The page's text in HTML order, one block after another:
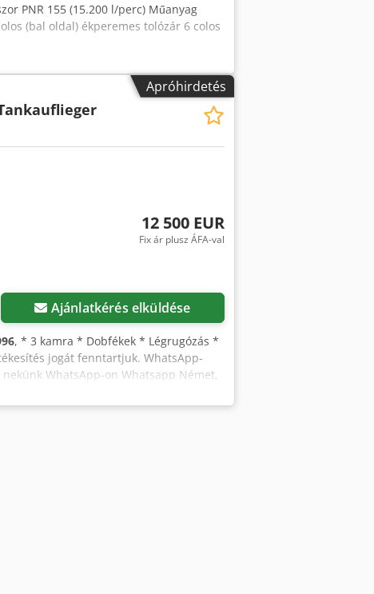
PNR 155 (15.200 l/perc) Műanyag
(bal oldal) ékperemes tolózár 6 colos
Apróhirdetés
12 500 EUR
Fix ár plusz ÁFA-val
Ajánlatkérés elküldése
, * 3 kamra * Dobfékek * Légrugózás *
jogát fenntartjuk. WhatsApp-
WhatsApp-on Whatsapp Német,